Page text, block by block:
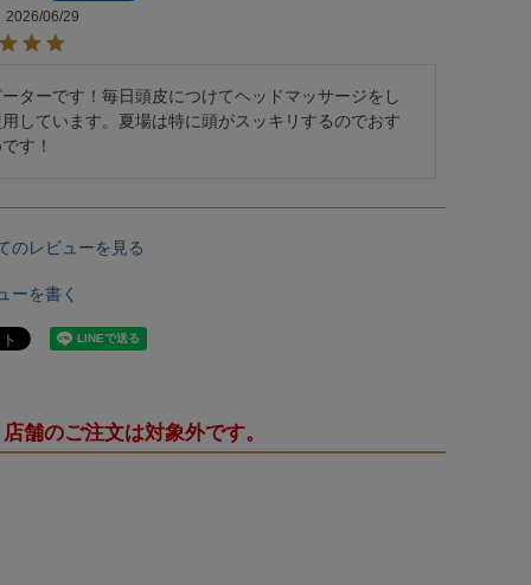
2026/06/29
ターです！毎日頭皮につけてヘッドマッサージをし
しています。夏場は特に頭がスッキリするのでおす
す！
のレビューを見る
ーを書く
舗のご注文は対象外です。